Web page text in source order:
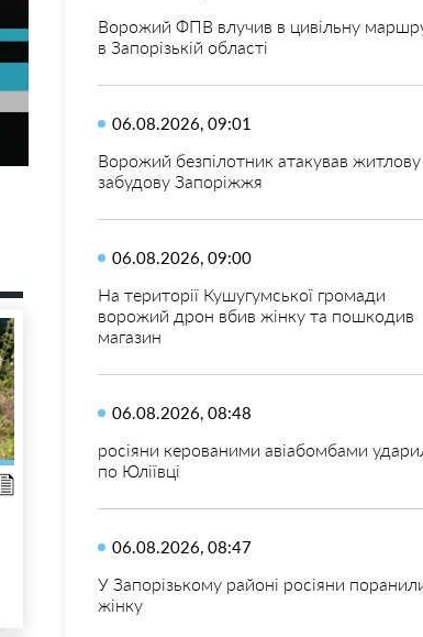
Ворожий ФПВ влучив в цивільну
в Запорізькій області
06.08.2026, 09:01
Ворожий безпілотник атакував житлову
забудову Запоріжжя
06.08.2026, 09:00
На території Кушугумської громади
ворожий дрон вбив жінку та пошкодив
магазин
06.08.2026, 08:48
росіяни керованими авіабомбами
по Юліївці
06.08.2026, 08:47
У Запорізькому районі росіяни
жінку